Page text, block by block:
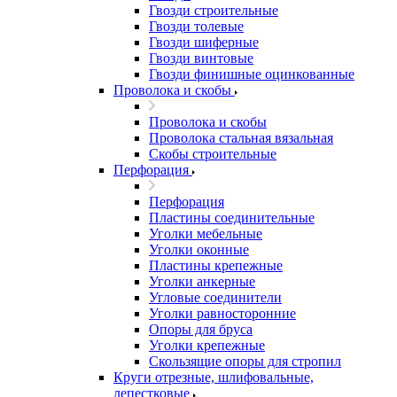
Гвозди строительные
Гвозди толевые
Гвозди шиферные
Гвозди винтовые
Гвозди финишные оцинкованные
Проволока и скобы
Проволока и скобы
Проволока стальная вязальная
Скобы строительные
Перфорация
Перфорация
Пластины соединительные
Уголки мебельные
Уголки оконные
Пластины крепежные
Уголки анкерные
Угловые соединители
Уголки равносторонние
Опоры для бруса
Уголки крепежные
Скользящие опоры для стропил
Круги отрезные, шлифовальные,
лепестковые